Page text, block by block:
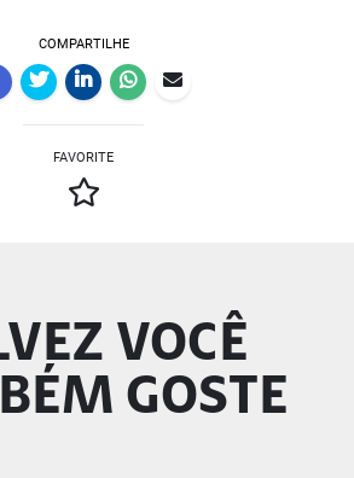
COMPARTILHE
FAVORITE
VOCÊ
GOSTE